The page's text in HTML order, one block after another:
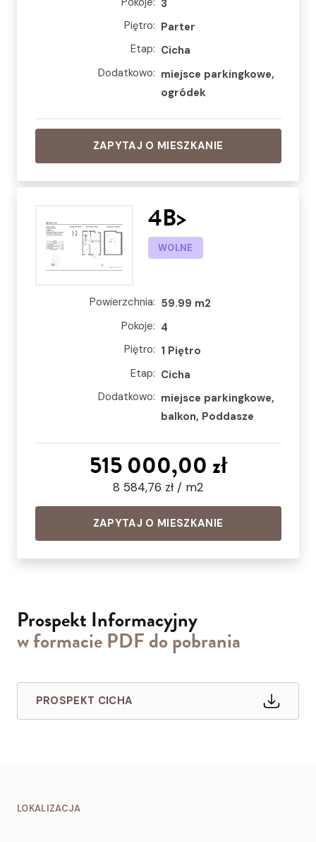
3
Piętro: Parter
Etap: Cicha
Dodatkowo: miejsce parkingkowe,
ogródek
ZAPYTAJ O MIESZKANIE
4B>
WOLNE
Powierzchnia: 59.99 m2
Pokoje: 4
Piętro: 1 Piętro
Etap: Cicha
Dodatkowo: miejsce parkingkowe,
balkon, Poddasze
515 000,00 zł
8 584,76 zł / m2
ZAPYTAJ O MIESZKANIE
Prospekt Informacyjny
w formacie PDF do pobrania
PROSPEKT CICHA
LOKALIZACJA